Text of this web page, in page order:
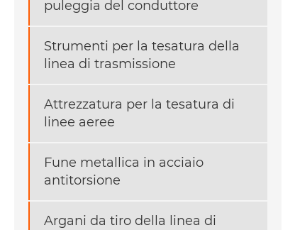
puleggia del conduttore
Strumenti per la tesatura della
linea di trasmissione
Attrezzatura per la tesatura di
linee aeree
Fune metallica in acciaio
antitorsione
Argani da tiro della linea di